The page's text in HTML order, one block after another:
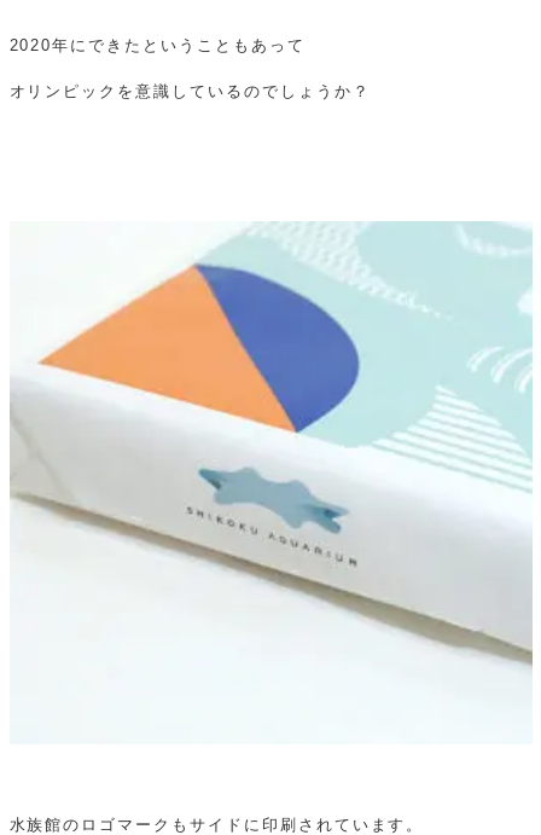
2020年にできたということもあって
オリンピックを意識しているのでしょうか？
水族館のロゴマークもサイドに印刷されています。